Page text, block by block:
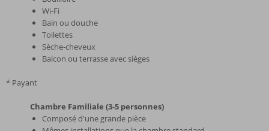
Wi-Fi
Bain ou douche
Toilettes
Sèche-cheveux
Balcon ou terrasse avec sièges
* Payant
Chambre Familiale (3-5 personnes)
Composé d'une grande pièce